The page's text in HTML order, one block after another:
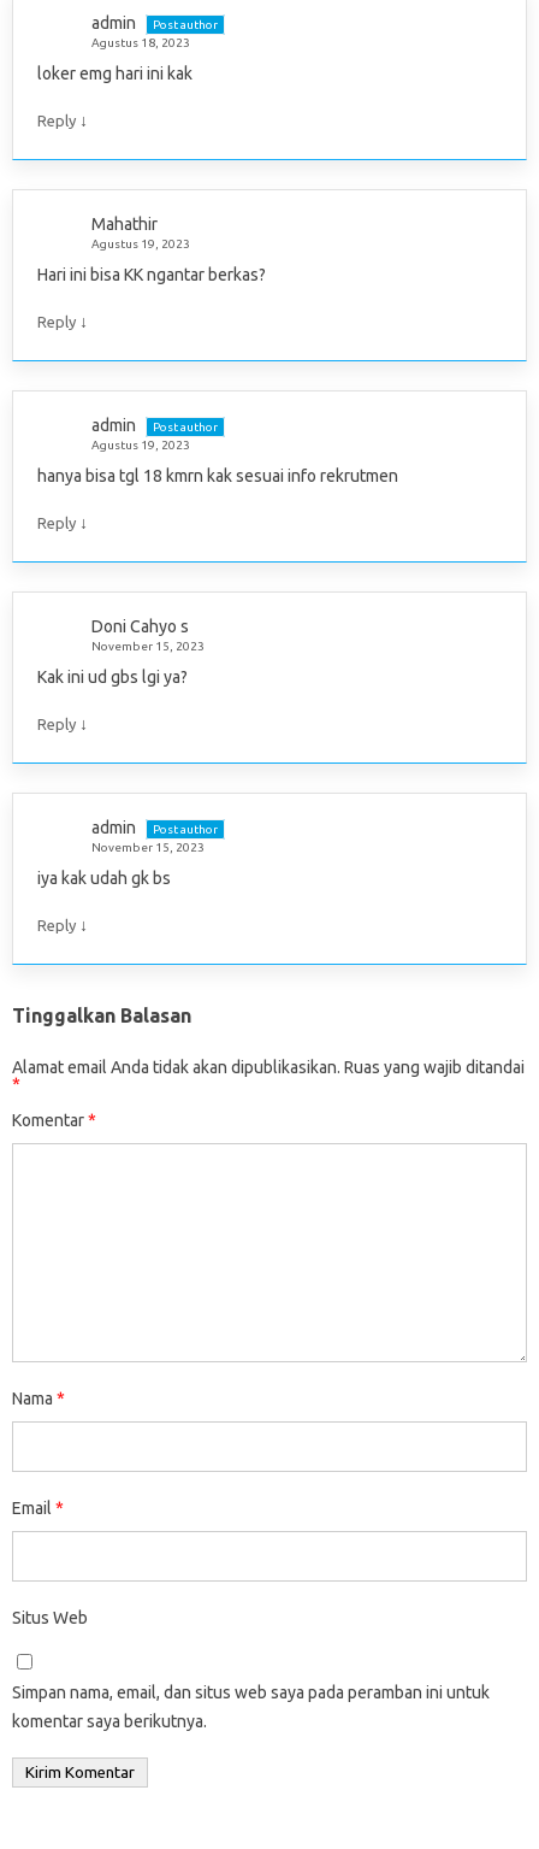
admin
Post author
Agustus 18, 2023
loker emg hari ini kak
Reply ↓
Mahathir
Agustus 19, 2023
Hari ini bisa KK ngantar berkas?
Reply ↓
admin
Post author
Agustus 19, 2023
hanya bisa tgl 18 kmrn kak sesuai info rekrutmen
Reply ↓
Doni Cahyo s
November 15, 2023
Kak ini ud gbs lgi ya?
Reply ↓
admin
Post author
November 15, 2023
iya kak udah gk bs
Reply ↓
Tinggalkan Balasan
Alamat email Anda tidak akan dipublikasikan. Ruas yang wajib ditandai
*
Komentar*
Nama *
Email *
Situs Web
Simpan nama, email, dan situs web saya pada peramban ini untuk
komentar saya berikutnya.